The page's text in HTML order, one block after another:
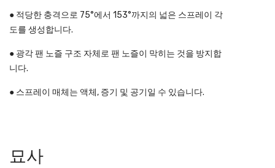
● 적당한 충격으로 75°에서 153°까지의 넓은 스프레이 각
도를 생성합니다.
● 광각 팬 노즐 구조 자체로 팬 노즐이 막히는 것을 방지합
니다.
● 스프레이 매체는 액체, 증기 및 공기일 수 있습니다.
묘사